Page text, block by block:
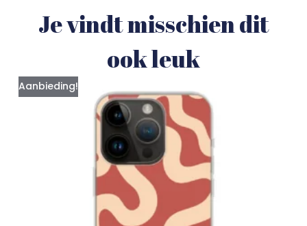
Je vindt misschien dit
ook leuk
Aanbieding!